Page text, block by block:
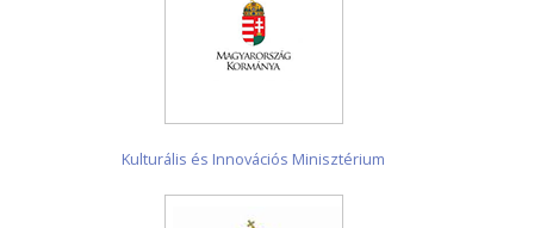
Kulturális és Innovációs Minisztérium